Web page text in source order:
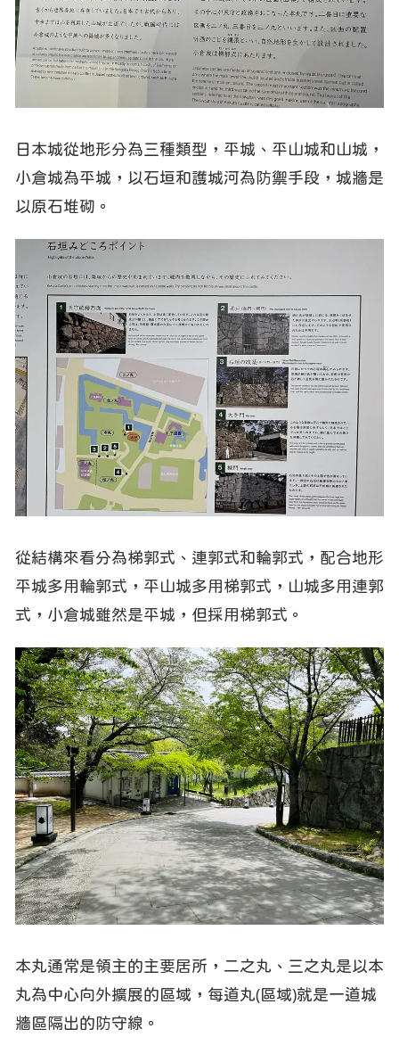
日本城從地形分為三種類型，平城、平山城和山城，
小倉城為平城，以石垣和護城河為防禦手段，城牆是
以原石堆砌。
從結構來看分為梯郭式、連郭式和輪郭式，配合地形
平城多用輪郭式，平山城多用梯郭式，山城多用連郭
式，小倉城雖然是平城，但採用梯郭式。
本丸通常是領主的主要居所，二之丸、三之丸是以本
丸為中心向外擴展的區域，每道丸(區域)就是一道城
牆區隔出的防守線。